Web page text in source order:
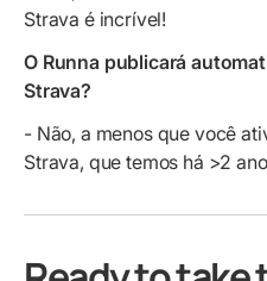
Strava é incrível!
O Runna publicará
Strava?
- Não, a menos que você
Strava, que temos há >2